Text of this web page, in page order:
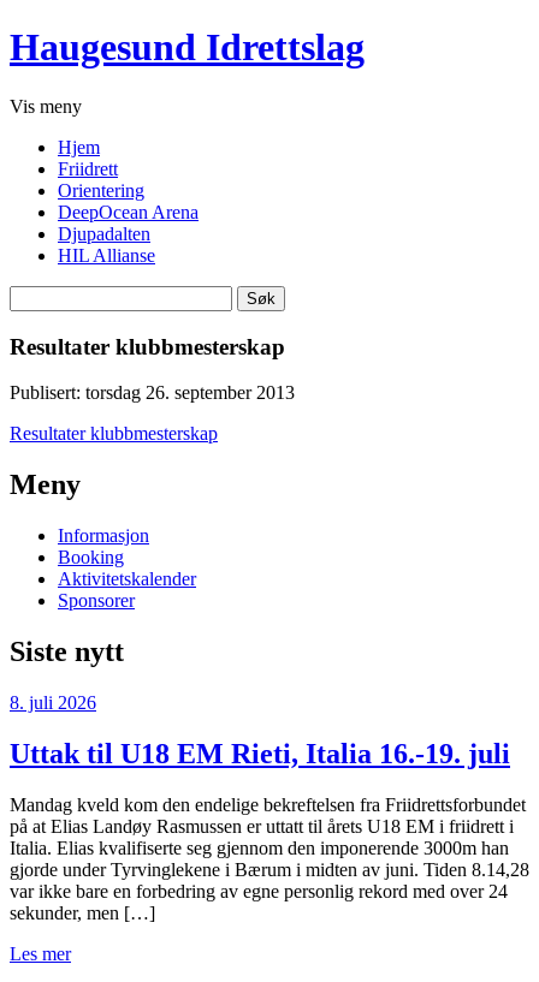
Haugesund Idrettslag
Vis meny
Hjem
Friidrett
Orientering
DeepOcean Arena
Djupadalten
HIL Allianse
etter:
Resultater klubbmesterskap
Publisert: torsdag 26. september 2013
Resultater klubbmesterskap
Meny
Informasjon
Booking
Aktivitetskalender
Sponsorer
Siste nytt
8. juli 2026
Uttak til U18 EM Rieti, Italia 16.-19. juli
Mandag kveld kom den endelige bekreftelsen fra Friidrettsforbundet
på at Elias Landøy Rasmussen er uttatt til årets U18 EM i friidrett i
Italia. Elias kvalifiserte seg gjennom den imponerende 3000m han
gjorde under Tyrvinglekene i Bærum i midten av juni. Tiden 8.14,28
var ikke bare en forbedring av egne personlig rekord med over 24
sekunder, men […]
Les mer